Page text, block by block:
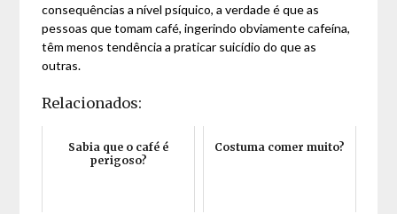
consequências a nível psíquico, a verdade é que as
pessoas que tomam café, ingerindo obviamente cafeína,
têm menos tendência a praticar suicídio do que as
outras.
Relacionados:
Sabia que o café é
perigoso?
Costuma comer muito?